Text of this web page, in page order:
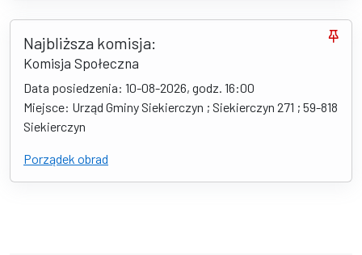
Najbliższa komisja:
Komisja Społeczna
Data posiedzenia: 10-08-2026, godz. 16:00
Miejsce: Urząd Gminy Siekierczyn ; Siekierczyn 271 ; 59-818
Siekierczyn
Porządek obrad